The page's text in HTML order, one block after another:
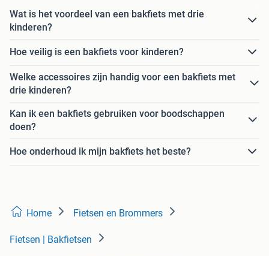
Wat is het voordeel van een bakfiets met drie
kinderen?
Hoe veilig is een bakfiets voor kinderen?
Welke accessoires zijn handig voor een bakfiets met
drie kinderen?
Kan ik een bakfiets gebruiken voor boodschappen
doen?
Hoe onderhoud ik mijn bakfiets het beste?
Home Fietsen en Brommers
Fietsen | Bakfietsen